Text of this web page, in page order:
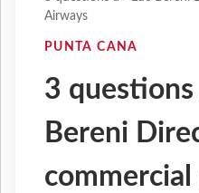
Airways
PUNTA CANA
3 questions
Bereni
commercial